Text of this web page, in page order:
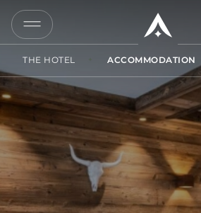
THE HOTEL ACCOMMODATION
A01
LINK
SEND
BY